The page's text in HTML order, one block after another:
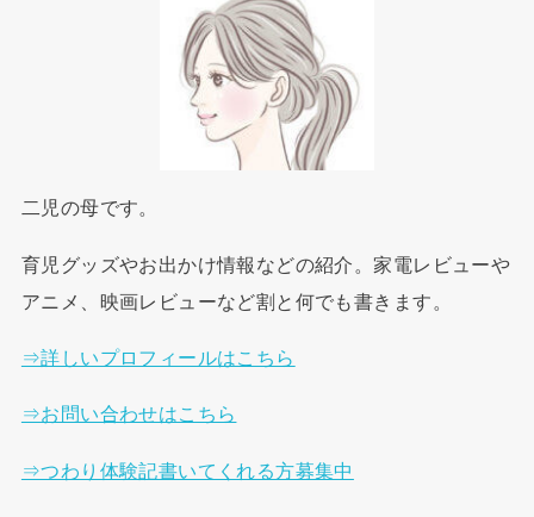
二児の母です。
育児グッズやお出かけ情報などの紹介。家電レビューや
アニメ、映画レビューなど割と何でも書きます。
⇒詳しいプロフィールはこちら
⇒お問い合わせはこちら
⇒つわり体験記書いてくれる方募集中